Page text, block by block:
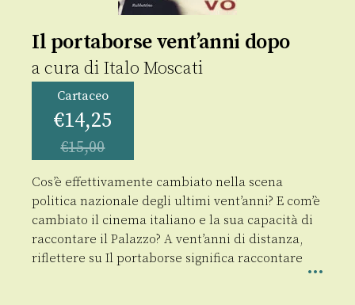
Il portaborse vent’anni dopo
a cura di Italo Moscati
Cartaceo
€14,25
€15,00
Cos’è effettivamente cambiato nella scena
politica nazionale degli ultimi vent’anni? E com’è
cambiato il cinema italiano e la sua capacità di
raccontare il Palazzo? A vent’anni di distanza,
riflettere su Il portaborse significa raccontare